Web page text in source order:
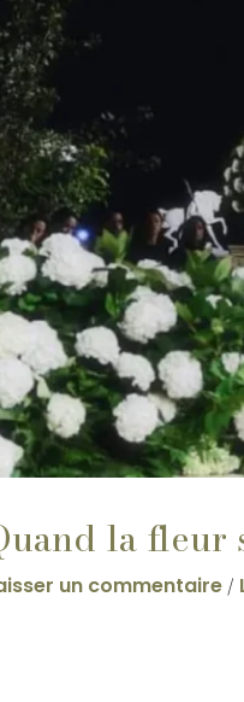
la fleur
un commentaire /